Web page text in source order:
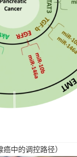
中的调控路径）